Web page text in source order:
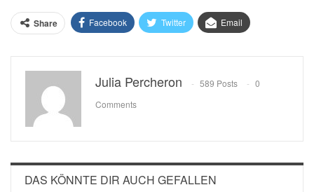
Share Facebook Twitter Email
Julia Percheron 589 Posts
0
Comments
DAS KÖNNTE DIR AUCH GEFALLEN